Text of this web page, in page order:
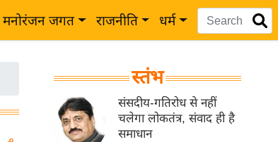
मनोरंजन जगत राजनीति धर्म
स्तंभ
संसदीय-गतिरोध से नहीं
चलेगा लोकतंत्र, संवाद ही है
समाधान